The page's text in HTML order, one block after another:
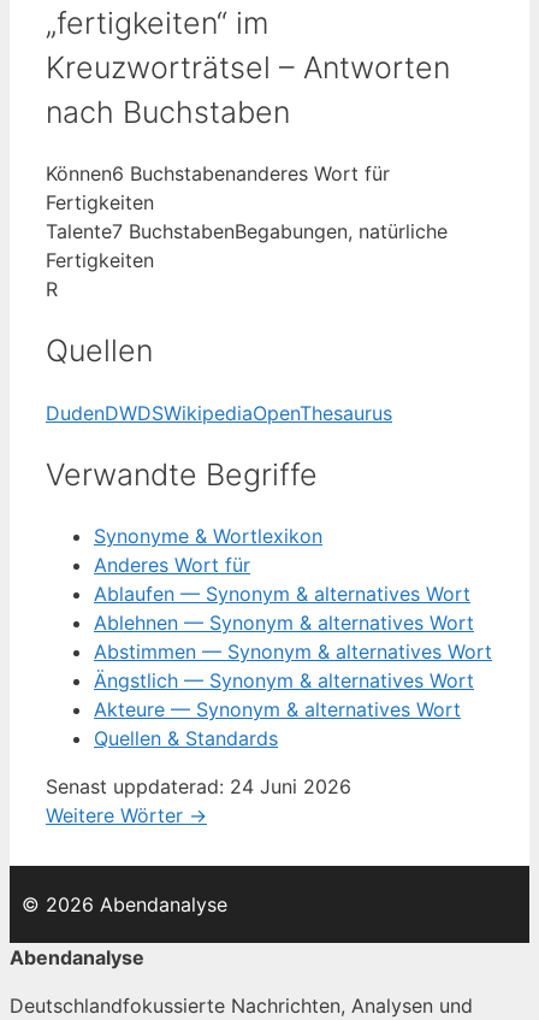
„fertigkeiten“ im
Kreuzworträtsel – Antworten
nach Buchstaben
Können6 Buchstabenanderes Wort für
Fertigkeiten
Talente7 BuchstabenBegabungen, natürliche
Fertigkeiten
R
Quellen
DudenDWDSWikipediaOpenThesaurus
Verwandte Begriffe
Synonyme & Wortlexikon
Anderes Wort für
Ablaufen — Synonym & alternatives Wort
Ablehnen — Synonym & alternatives Wort
Abstimmen — Synonym & alternatives Wort
Ängstlich — Synonym & alternatives Wort
Akteure — Synonym & alternatives Wort
Quellen & Standards
Senast uppdaterad: 24 Juni 2026
Weitere Wörter →
© 2026 Abendanalyse
Abendanalyse
Deutschlandfokussierte Nachrichten, Analysen und